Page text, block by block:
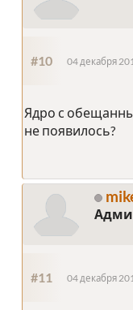
#10 04 декабря
Ядро с
не появилось?
#11 04 декабря